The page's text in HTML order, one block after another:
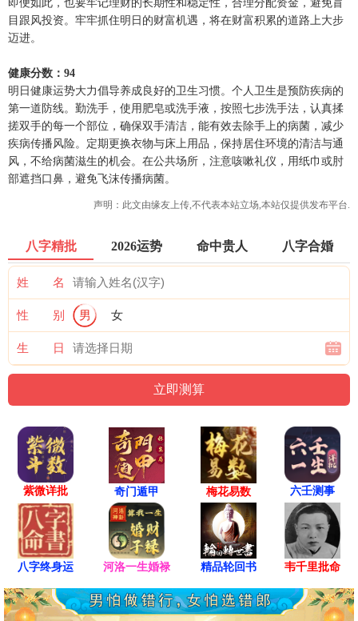
即便如此，也要牢记理财的长期性和稳定性，合理分配资金，避免盲
目跟风投资。牢牢抓住明日的财富机遇，将在财富积累的道路上大步
迈进。
健康分数：94
明日健康运势大力倡导养成良好的卫生习惯。个人卫生是预防疾病的
第一道防线。勤洗手，使用肥皂或洗手液，按照七步洗手法，认真揉
搓双手的每一个部位，确保双手清洁，能有效去除手上的病菌，减少
疾病传播风险。定期更换衣物与床上用品，保持居住环境的清洁与通
风，不给病菌滋生的机会。在公共场所，注意咳嗽礼仪，用纸巾或肘
部遮挡口鼻，避免飞沫传播病菌。
声明：此文由缘友上传,不代表本站立场,本站仅提供发布平台.
八字精批 2026运势 命中贵人 八字合婚
姓 名
性 别 男 女
生 日
紫微详批 奇门遁甲 梅花易数 六壬测事
八字终身运 河洛一生婚禄 精品轮回书 韦千里批命